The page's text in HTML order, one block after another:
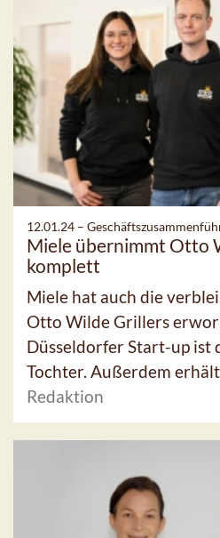
12.01.24 –
Miele übernimmt Otto
komplett
Miele hat auch die
Otto Wilde Grillers
Düsseldorfer Start-up ist
Tochter. Außerdem erhält
Redaktion